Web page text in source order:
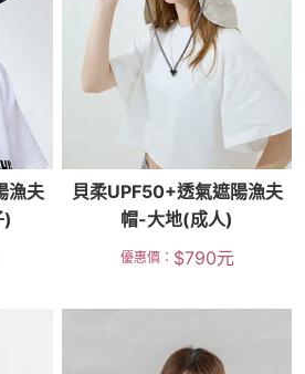
漁夫
)
貝柔UPF50+透氣遮陽漁夫
帽-大地(成人)
優惠價： $790元